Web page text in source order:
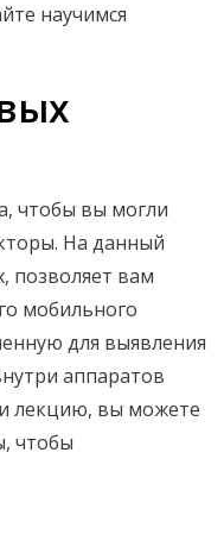
научимся
чтобы вы могли
На данный
позволяет вам
мобильного
для выявления
аппаратов
лекцию, вы можете
чтобы